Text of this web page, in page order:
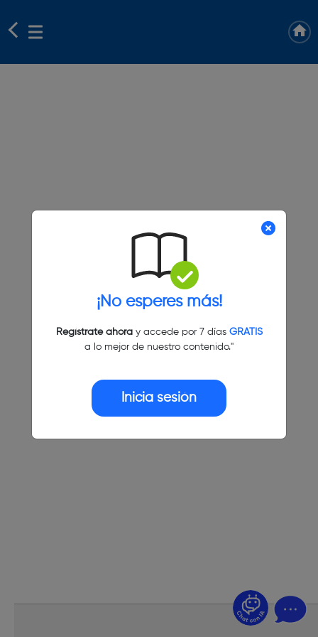
¡No esperes más!
Regístrate ahoray accede por 7 días GRATIS
a lo mejor de nuestro contenido."
Inicia sesión